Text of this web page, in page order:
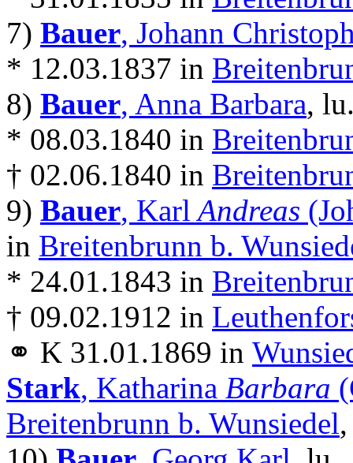
7) Bauer, Johann
* 12.03.1837 in
8) Bauer, Anna Barbara,
* 08.03.1840 in
† 02.06.1840 in
9) Bauer, Karl Andreas
in Breitenbrunn b.
* 24.01.1843 in
† 09.02.1912 in
⚭ K 31.01.1869 in
Stark, Katharina Barbara
Breitenbrunn b. Wunsiedel